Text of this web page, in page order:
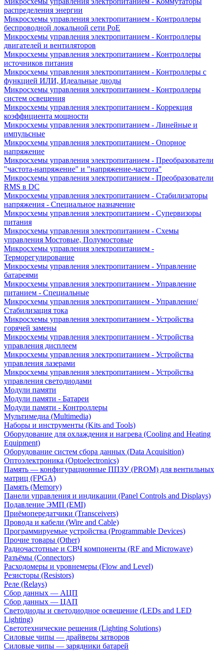
распределения энергии
Микросхемы управления электропитанием - Контроллеры
беспроводной локальной сети PoE
Микросхемы управления электропитанием - Контроллеры
двигателей и вентиляторов
Микросхемы управления электропитанием - Контроллеры
источников питания
Микросхемы управления электропитанием - Контроллеры с
функцией ИЛИ, Идеальные диоды
Микросхемы управления электропитанием - Контроллеры
систем освещения
Микросхемы управления электропитанием - Коррекция
коэффициента мощности
Микросхемы управления электропитанием - Линейные и
импульсные
Микросхемы управления электропитанием - Опорное
напряжение
Микросхемы управления электропитанием - Преобразователи
"частота-напряжение" и "напряжение-частота"
Микросхемы управления электропитанием - Преобразователи
RMS в DC
Микросхемы управления электропитанием - Стабилизаторы
напряжения - Специальное назначение
Микросхемы управления электропитанием - Супервизоры
питания
Микросхемы управления электропитанием - Схемы
управления Мостовые, Полумостовые
Микросхемы управления электропитанием -
Терморегулирование
Микросхемы управления электропитанием - Управление
батареями
Микросхемы управления электропитанием - Управление
питанием - Специальные
Микросхемы управления электропитанием - Управление/
Стабилизация тока
Микросхемы управления электропитанием - Устройства
горячей замены
Микросхемы управления электропитанием - Устройства
управления дисплеем
Микросхемы управления электропитанием - Устройства
управления лазерами
Микросхемы управления электропитанием - Устройства
управления светодиодами
Модули памяти
Модули памяти - Батареи
Модули памяти - Контроллеры
Мультимедиа (Multimedia)
Наборы и инструменты (Kits and Tools)
Оборудование для охлаждения и нагрева (Cooling and Heating
Equipment)
Оборудование систем сбора данных (Data Acquisition)
Оптоэлектроника (Optoelectronics)
Память — конфигурационные ППЗУ (PROM) для вентильных
матриц (FPGA)
Память (Memory)
Панели управления и индикации (Panel Controls and Displays)
Подавление ЭМП (EMI)
Приёмопередатчики (Transceivers)
Провода и кабели (Wire and Cable)
Программируемые устройства (Programmable Devices)
Прочие товары (Other)
Радиочастотные и СВЧ компоненты (RF and Microwave)
Разъёмы (Connectors)
Расходомеры и уровнемеры (Flow and Level)
Резисторы (Resistors)
Реле (Relays)
Сбор данных — АЦП
Сбор данных — ЦАП
Светодиоды и светодиодное освещение (LEDs and LED
Lighting)
Светотехнические решения (Lighting Solutions)
Силовые чипы — драйверы затворов
Силовые чипы — зарядники батарей